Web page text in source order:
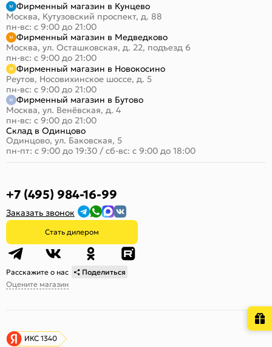
Фирменный магазин в Кунцево
Москва, Кутузовский проспект, д. 88
пн-вс: с 9:00 до 21:00
Фирменный магазин в Медведково
Москва, ул. Осташковская, д. 22, подъезд 6
пн-вс: с 9:00 до 21:00
Фирменный магазин в Новокосино
Реутов, Носовихинское шоссе, д. 5
пн-вс: с 9:00 до 21:00
Фирменный магазин в Бутово
Москва, ул. Венёвская, д. 4
пн-вс: с 9:00 до 21:00
Склад в Одинцово
Одинцово, ул. Баковская, 5
пн-пт: с 9:00 до 19:30 / сб-вс: с 9:00 до 18:00
+7 (495) 984-16-99
Заказать звонок
Стать дилером
Расскажите о нас
Поделиться
Оцените магазин
ИКС 1340